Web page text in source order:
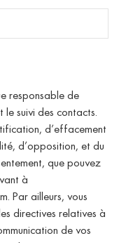
responsable de
suivi des contacts.
d’effacement
d’opposition, et du
que pouvez
à
Par ailleurs, vous
directives relatives à
de vos